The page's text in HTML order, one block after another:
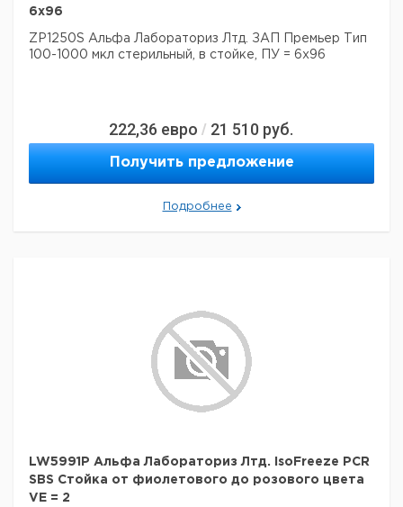
6х96
ZP1250S Альфа Лабораториз Лтд. ЗАП Премьер Тип
100-1000 мкл стерильный, в стойке, ПУ = 6х96
222,36 евро / 21 510 руб.
Получить предложение
Подробнее
LW5991P Альфа Лабораториз Лтд. IsoFreeze PCR
SBS Стойка от фиолетового до розового цвета
VE = 2